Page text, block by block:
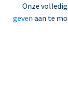
Onze
geven aan te